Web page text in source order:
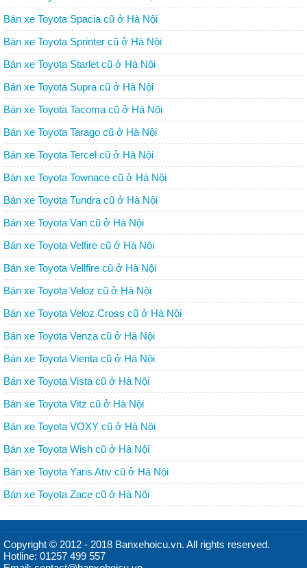
Bán xe Toyota Spacia cũ ở Hà Nội
Bán xe Toyota Sprinter cũ ở Hà Nội
Bán xe Toyota Starlet cũ ở Hà Nội
Bán xe Toyota Supra cũ ở Hà Nội
Bán xe Toyota Tacoma cũ ở Hà Nội
Bán xe Toyota Tarago cũ ở Hà Nội
Bán xe Toyota Tercel cũ ở Hà Nội
Bán xe Toyota Townace cũ ở Hà Nội
Bán xe Toyota Tundra cũ ở Hà Nội
Bán xe Toyota Van cũ ở Hà Nội
Bán xe Toyota Velfire cũ ở Hà Nội
Bán xe Toyota Vellfire cũ ở Hà Nội
Bán xe Toyota Veloz cũ ở Hà Nội
Bán xe Toyota Veloz Cross cũ ở Hà Nội
Bán xe Toyota Venza cũ ở Hà Nội
Bán xe Toyota Vienta cũ ở Hà Nội
Bán xe Toyota Vista cũ ở Hà Nội
Bán xe Toyota Vitz cũ ở Hà Nội
Bán xe Toyota VOXY cũ ở Hà Nội
Bán xe Toyota Wish cũ ở Hà Nội
Bán xe Toyota Yaris Ativ cũ ở Hà Nội
Bán xe Toyota Zace cũ ở Hà Nội
Copyright © 2012 - 2018 Banxehoicu.vn. All rights reserved.
Hotline: 01257 499 557